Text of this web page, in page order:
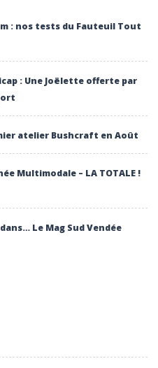
: nos tests du Fauteuil Tout
: Une Joëlette offerte par
atelier Bushcraft en Août
Multimodale – LA TOTALE !
Le Mag Sud Vendée